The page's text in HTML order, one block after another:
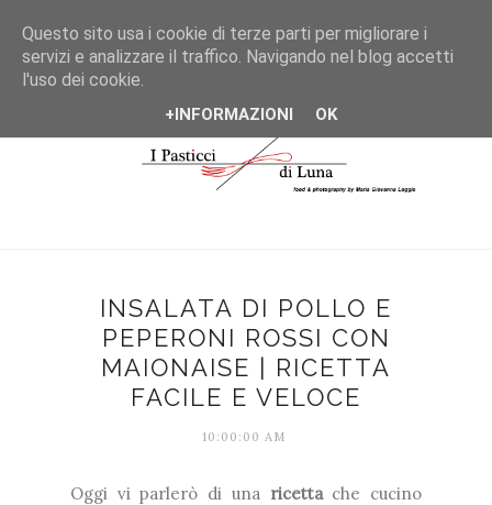
INSALATA DI POLLO E
PEPERONI ROSSI CON
MAIONAISE | RICETTA
FACILE E VELOCE
10:00:00 AM
Oggi vi parlerò di una ricetta che cucino
Questo sito usa i cookie di terze parti per migliorare i
servizi e analizzare il traffico. Navigando nel blog accetti
l'uso dei cookie.
+INFORMAZIONI OK